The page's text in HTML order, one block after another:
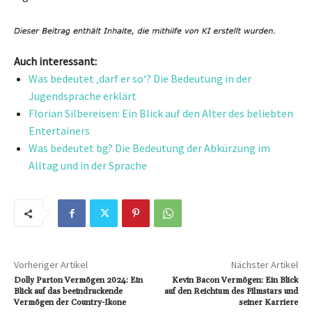
Auch interessant:
Was bedeutet ‚darf er so‘? Die Bedeutung in der
Jugendsprache erklärt
Florian Silbereisen: Ein Blick auf den Alter des beliebten
Entertainers
Was bedeutet bg? Die Bedeutung der Abkürzung im
Alltag und in der Sprache
Vorheriger Artikel
Dolly Parton Vermögen 2024: Ein
Blick auf das beeindruckende
Vermögen der Country-Ikone
Nächster Artikel
Kevin Bacon Vermögen: Ein Blick
auf den Reichtum des Filmstars und
seiner Karriere